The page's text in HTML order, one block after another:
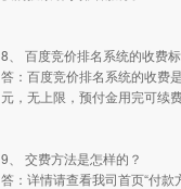
8、 百度竞价排名系统的收费
答：百度竞价排名系统的收费
元，无上限，预付金用完可续
9、 交费方法是怎样的？
答：详情请查看我司首页“付款